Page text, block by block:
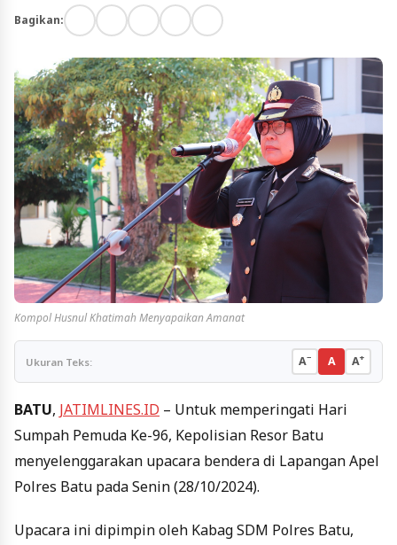
Bagikan:
Kompol Husnul Khatimah Menyapaikan Amanat
Ukuran Teks: A− A A+
BATU, JATIMLINES.ID – Untuk memperingati Hari
Sumpah Pemuda Ke-96, Kepolisian Resor Batu
menyelenggarakan upacara bendera di Lapangan Apel
Polres Batu pada Senin (28/10/2024).
Upacara ini dipimpin oleh Kabag SDM Polres Batu,